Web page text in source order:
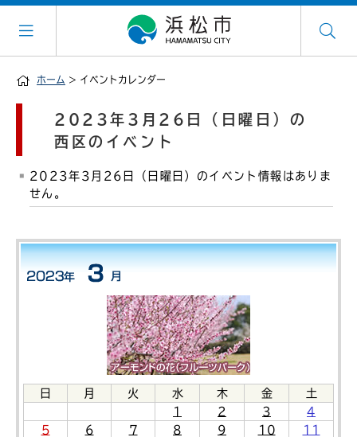
ホーム > イベントカレンダー
日 月 火 水 木 金
土
1
2 3
4
5
6 7 8 9 10
11
2023年3月26日（日曜日）の
西区のイベント
2023年3月26日（日曜日）のイベント情報はありま
せん。